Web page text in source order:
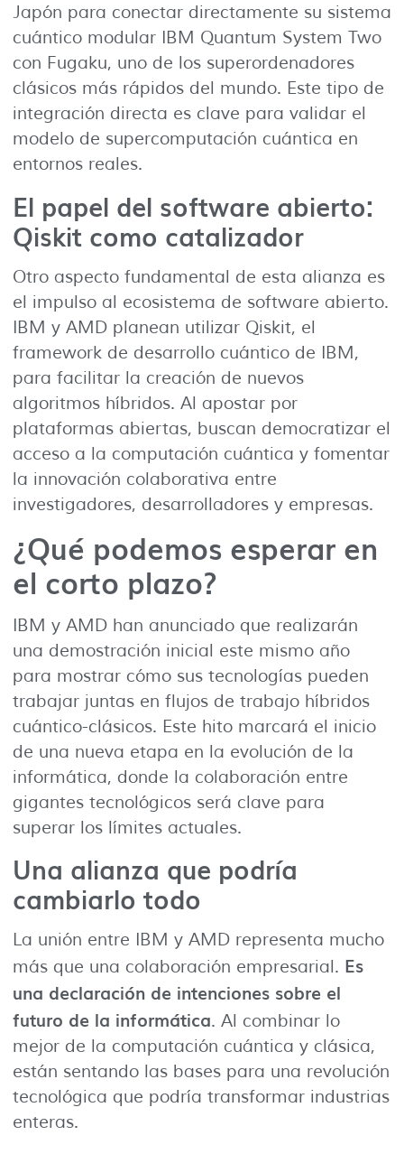
Japón para conectar directamente su sistema
cuántico modular IBM Quantum System Two
con Fugaku, uno de los superordenadores
clásicos más rápidos del mundo. Este tipo de
integración directa es clave para validar el
modelo de supercomputación cuántica en
entornos reales.
El papel del software abierto:
Qiskit como catalizador
Otro aspecto fundamental de esta alianza es
el impulso al ecosistema de software abierto.
IBM y AMD planean utilizar Qiskit, el
framework de desarrollo cuántico de IBM,
para facilitar la creación de nuevos
algoritmos híbridos. Al apostar por
plataformas abiertas, buscan democratizar el
acceso a la computación cuántica y fomentar
la innovación colaborativa entre
investigadores, desarrolladores y empresas.
¿Qué podemos esperar en
el corto plazo?
IBM y AMD han anunciado que realizarán
una demostración inicial este mismo año
para mostrar cómo sus tecnologías pueden
trabajar juntas en flujos de trabajo híbridos
cuántico-clásicos. Este hito marcará el inicio
de una nueva etapa en la evolución de la
informática, donde la colaboración entre
gigantes tecnológicos será clave para
superar los límites actuales.
Una alianza que podría
cambiarlo todo
La unión entre IBM y AMD representa mucho
más que una colaboración empresarial. Es
una declaración de intenciones sobre el
futuro de la informática. Al combinar lo
mejor de la computación cuántica y clásica,
están sentando las bases para una revolución
tecnológica que podría transformar industrias
enteras.